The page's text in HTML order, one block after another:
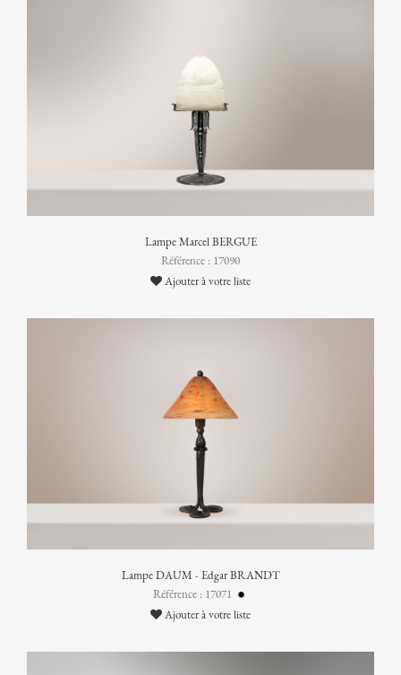
Lampe Marcel BERGUE
Référence : 17090
Ajouter à votre liste
Lampe DAUM - Edgar BRANDT
Référence : 17071
Ajouter à votre liste